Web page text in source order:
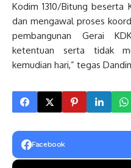
Kodim 1310/Bitung beserta
dan mengawal proses
pembangunan Gerai
ketentuan serta tidak
kemudian hari,” tegas
Facebook